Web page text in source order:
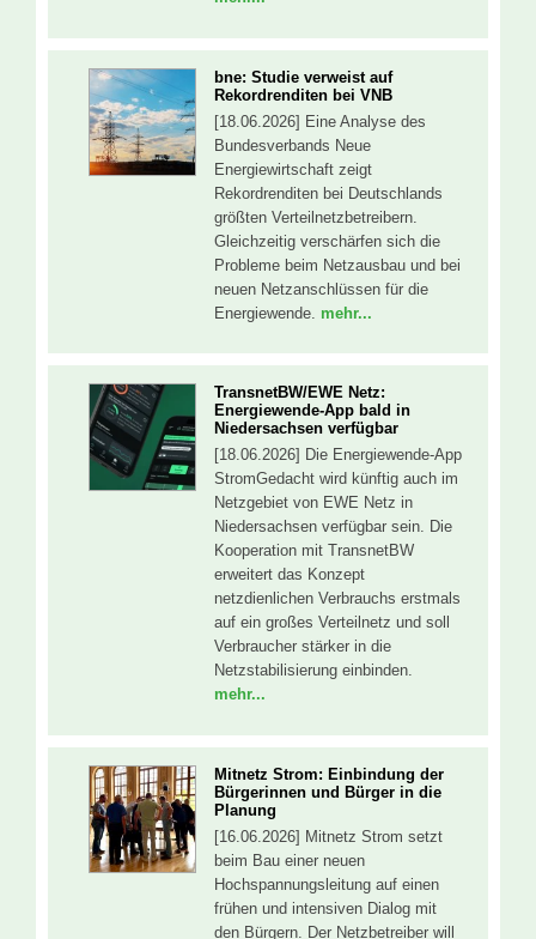
bne: Studie verweist auf
Rekordrenditen bei VNB
[18.06.2026] Eine Analyse des
Bundesverbands Neue
Energiewirtschaft zeigt
Rekordrenditen bei Deutschlands
größten Verteilnetzbetreibern.
Gleichzeitig verschärfen sich die
Probleme beim Netzausbau und bei
neuen Netzanschlüssen für die
Energiewende. mehr...
TransnetBW/EWE Netz:
Energiewende-App bald in
Niedersachsen verfügbar
[18.06.2026] Die Energiewende-App
StromGedacht wird künftig auch im
Netzgebiet von EWE Netz in
Niedersachsen verfügbar sein. Die
Kooperation mit TransnetBW
erweitert das Konzept
netzdienlichen Verbrauchs erstmals
auf ein großes Verteilnetz und soll
Verbraucher stärker in die
Netzstabilisierung einbinden.
mehr...
Mitnetz Strom: Einbindung der
Bürgerinnen und Bürger in die
Planung
[16.06.2026] Mitnetz Strom setzt
beim Bau einer neuen
Hochspannungsleitung auf einen
frühen und intensiven Dialog mit
den Bürgern. Der Netzbetreiber will